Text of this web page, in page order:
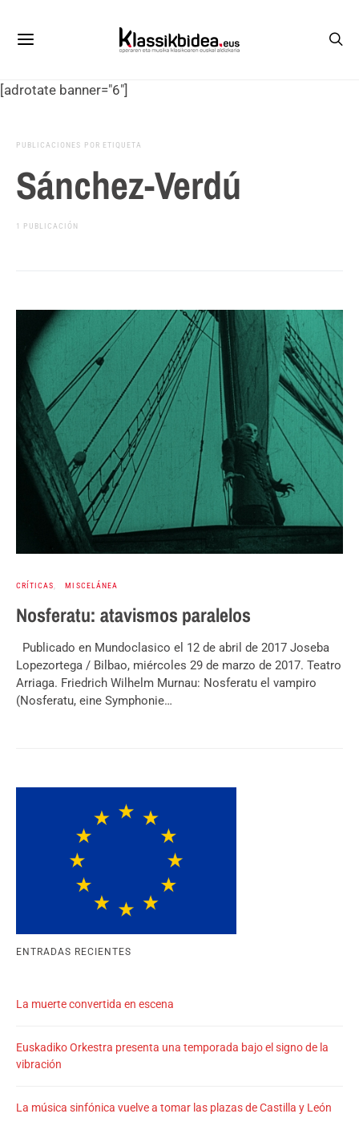
[adrotate banner="6"]
PUBLICACIONES POR ETIQUETA
Sánchez-Verdú
1 PUBLICACIÓN
CRÍTICAS MISCELÁNEA
Nosferatu: atavismos paralelos
Publicado en Mundoclasico el 12 de abril de 2017 Joseba
Lopezortega / Bilbao, miércoles 29 de marzo de 2017. Teatro
Arriaga. Friedrich Wilhelm Murnau: Nosferatu el vampiro
(Nosferatu, eine Symphonie…
ENTRADAS RECIENTES
La muerte convertida en escena
Euskadiko Orkestra presenta una temporada bajo el signo de la
vibración
La música sinfónica vuelve a tomar las plazas de Castilla y León